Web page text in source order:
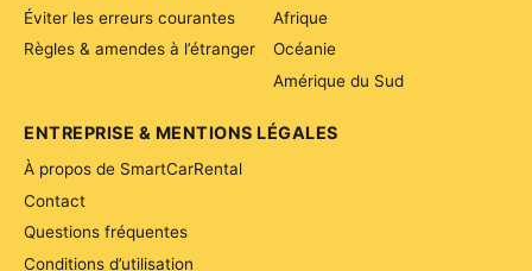
Afrique
Océanie
Amérique du Sud
Éviter les erreurs courantes
Règles & amendes à l’étranger
ENTREPRISE & MENTIONS LÉGALES
À propos de SmartCarRental
Contact
Questions fréquentes
Conditions d’utilisation